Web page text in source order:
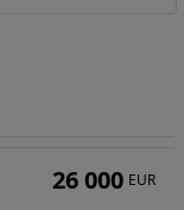
26 000 EUR